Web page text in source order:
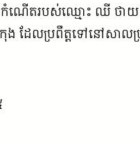
ជាក់កំណើតរបស់ឈ្មោះ ឈី
ង ដែលប្រពឹត្តទៅនៅសា